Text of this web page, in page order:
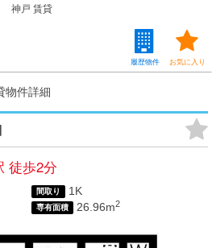
神戸 賃貸
お気に入り
履歴物件
物件詳細
徒歩2分
間取り 1K
専有面積 26.96m2